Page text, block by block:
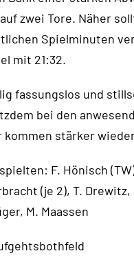
zwei Tore. Näher
Spielminuten
mit 21:32.
fassungslos und
bei den
kommen stärker
F. Hönisch
(je 2), T.
M. Maassen